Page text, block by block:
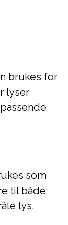
brukes for
lyser
som
til både
lys.